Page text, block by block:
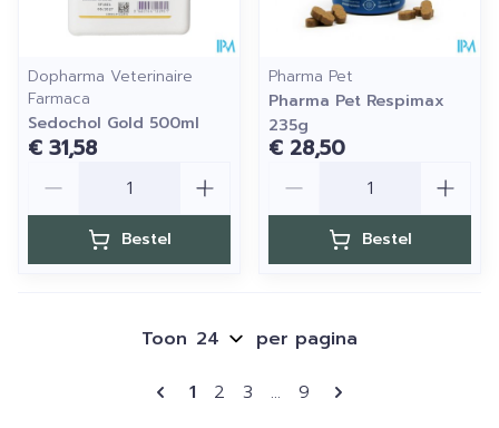
Dopharma Veterinaire
Farmaca
Sedochol Gold 500ml
€ 31,58
Bestel
Pharma Pet
Pharma Pet Respimax
235g
€ 28,50
Bestel
Pagina's
U lees momenteel pagina
1 Pagina
2 Pagina
3 ... Pagina
9
Toon per pagina